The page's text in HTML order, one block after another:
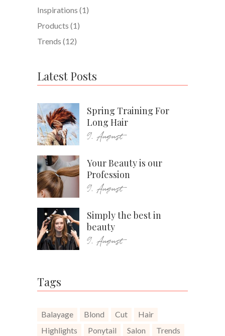
Inspirations (1)
Products (1)
Trends (12)
Latest Posts
Spring Training For
Long Hair
9. August
Your Beauty is our
Profession
9. August
Simply the best in
beauty
9. August
Tags
Balayage Blond Cut
Hair
Highlights
Ponytail Salon
Trends